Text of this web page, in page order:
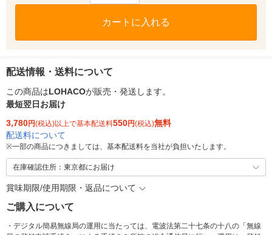
カートに入れる
配送情報・送料について
この商品はLOHACOが販売・発送します。
最短翌日お届け
3,780円(税込)以上で基本配送料550円(税込)無料
配送料について
※一部の商品につきましては、基本配送料を当社が負担いたします。
在庫確認住所：東京都にお届け
賞味期限/使用期限・返品について
ご購入について
・デジタル簡易無線局の運用に当たっては、電波法第二十七条の十八の「無線